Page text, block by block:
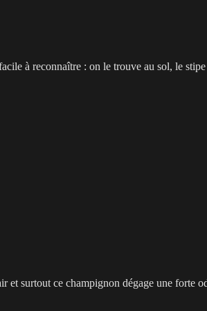
à reconnaître : on le trouve au sol, le
et surtout ce champignon dégage une forte